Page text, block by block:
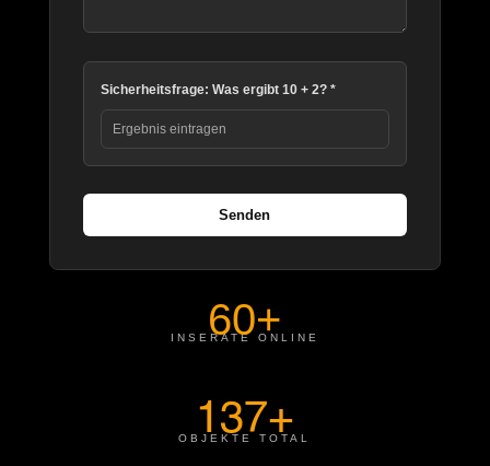
Sicherheitsfrage: Was ergibt 10 + 2? *
Senden
60+
INSERATE ONLINE
137+
OBJEKTE TOTAL